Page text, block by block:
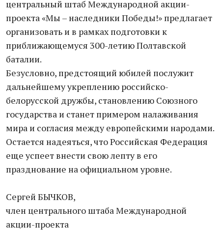
центральный штаб Международной акции-
проекта «Мы – наследники Победы!» предлагает
организовать и в рамках подготовки к
приближающемуся 300-летию Полтавской
баталии.
Безусловно, предстоящий юбилей послужит
дальнейшему укреплению российско-
белорусской дружбы, становлению Союзного
государства и станет примером налаживания
мира и согласия между европейскими народами.
Остается надеяться, что Российская Федерация
еще успеет внести свою лепту в его
празднование на официальном уровне.
Сергей БЫЧКОВ,
член центрального штаба Международной
акции-проекта